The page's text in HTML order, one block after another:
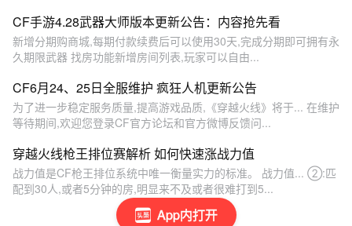
App内打开
CF手游4.28武器大师版本更新公告：内容抢先看
新增分期购商城,每期付款续费后可以使用30天,完成分期即可拥有永
久期限武器 找房功能新增房间列表,玩家可以自由...
CF6月24、25日全服维护 疯狂人机更新公告
为了进一步稳定服务质量,提高游戏品质,《穿越火线》将于... 在维护
等待期间,欢迎您登录CF官方论坛和官方微博反馈问...
穿越火线枪王排位赛解析 如何快速涨战力值
战力值是CF枪王排位系统中唯一衡量实力的标准。 战力值... ②:匹
配到30人,或者5分钟的房,明显来不及或者很难打到5...